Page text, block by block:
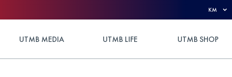
KM
UTMB MEDIA UTMB LIFE UTMB SHOP